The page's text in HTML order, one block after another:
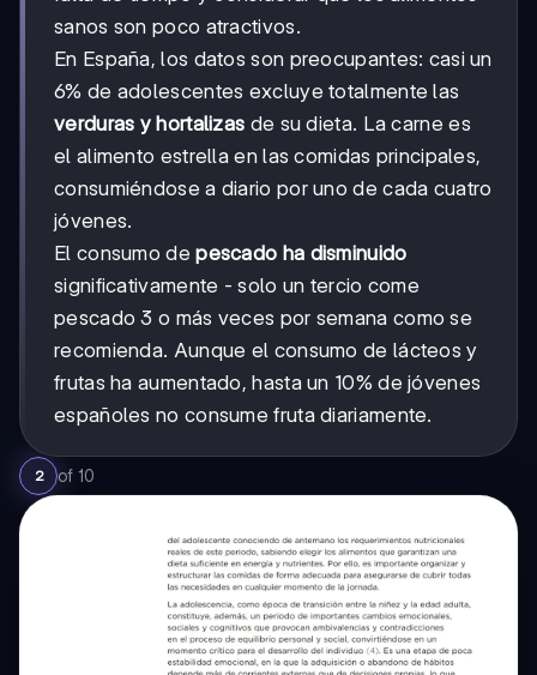
sanos son poco atractivos.
En España, los datos son preocupantes: casi un
6% de adolescentes excluye totalmente las
verduras y hortalizas de su dieta. La carne es
el alimento estrella en las comidas principales,
consumiéndose a diario por uno de cada cuatro
jóvenes.
El consumo depescado ha disminuido
significativamente - solo un tercio come
pescado 3 o más veces por semana como se
recomienda. Aunque el consumo de lácteos y
frutas ha aumentado, hasta un 10% de jóvenes
españoles no consume fruta diariamente.
2 of 10